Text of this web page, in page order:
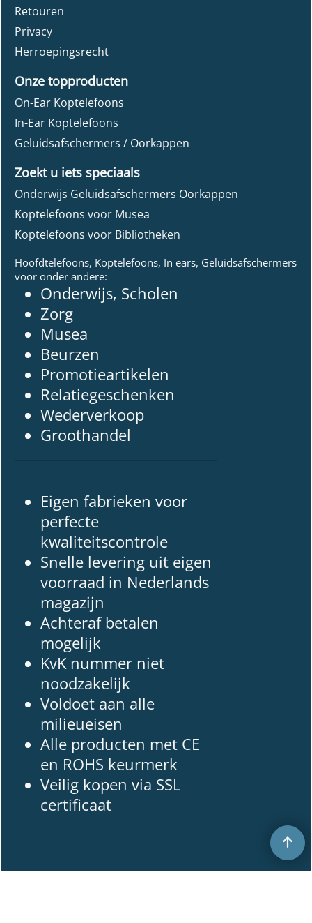
Retouren
Privacy
Herroepingsrecht
Onze topproducten
On-Ear Koptelefoons
In-Ear Koptelefoons
Geluidsafschermers / Oorkappen
Zoekt u iets speciaals
Onderwijs Geluidsafschermers Oorkappen
Koptelefoons voor Musea
Koptelefoons voor Bibliotheken
Hoofdtelefoons, Koptelefoons, In ears, Geluidsafschermers
voor onder andere:
Onderwijs, Scholen
Zorg
Musea
Beurzen
Promotieartikelen
Relatiegeschenken
Wederverkoop
Groothandel
Eigen fabrieken voor
perfecte
kwaliteitscontrole
Snelle levering uit eigen
voorraad in Nederlands
magazijn
Achteraf betalen
mogelijk
KvK nummer niet
noodzakelijk
Voldoet aan alle
milieueisen
Alle producten met CE
en ROHS keurmerk
Veilig kopen via SSL
certificaat